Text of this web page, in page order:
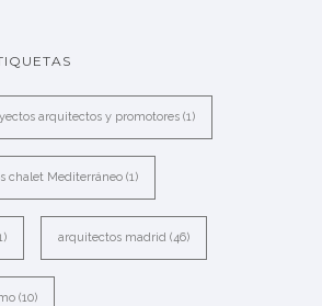
arquitectos y promotores (1)
chalet Mediterráneo (1)
arquitectos madrid (46)
(10)